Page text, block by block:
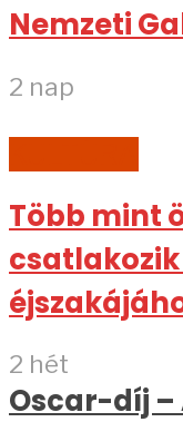
Nemzeti
2 nap
Több mint
2 hét
Oscar-díj –